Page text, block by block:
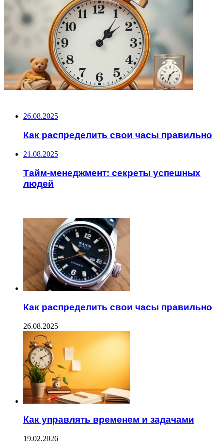
26.08.2025
Как распределить свои часы правильно
21.08.2025
Тайм-менеджмент: секреты успешных
людей
Как распределить свои часы правильно
26.08.2025
Как управлять временем и задачами
19.02.2026